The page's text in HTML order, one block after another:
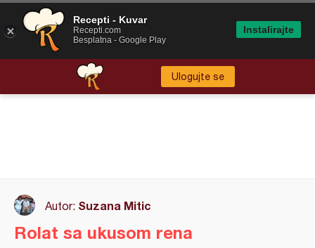
Ulogujte se
Autor: Suzana Mitic
Rolat sa ukusom rena
Recepti - Kuvar
Recepti.com
Besplatna - Google Play
Instalirajte